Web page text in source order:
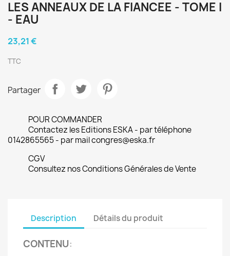
LES ANNEAUX DE LA FIANCEE - TOME I
- EAU
23,21 €
TTC
Partager
POUR COMMANDER
Contactez les Editions ESKA - par téléphone
0142865565 - par mail congres@eska.fr
CGV
Consultez nos Conditions Générales de Vente
Description Détails du produit
CONTENU: